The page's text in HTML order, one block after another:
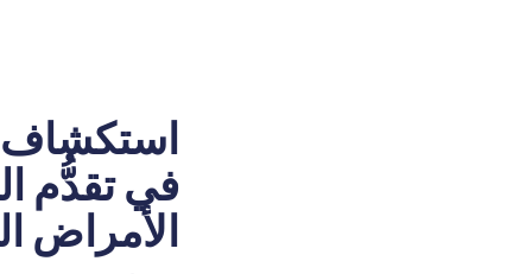
استكشاف
في تقدُّم
الأمراض